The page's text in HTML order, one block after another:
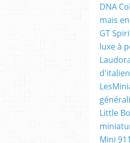
DNA
mais
GT
luxe à
Little
Mini